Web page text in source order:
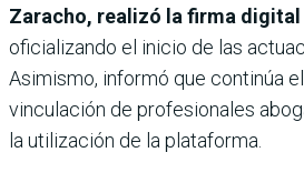
Zaracho, realizó la firma
oficializando el inicio de las
Asimismo, informó que continúa
vinculación de profesionales
la utilización de la plataforma.